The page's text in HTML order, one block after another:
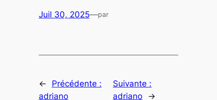
Juil 30, 2025—par
←
Précédente :
adriano
Suivante :
adriano
→